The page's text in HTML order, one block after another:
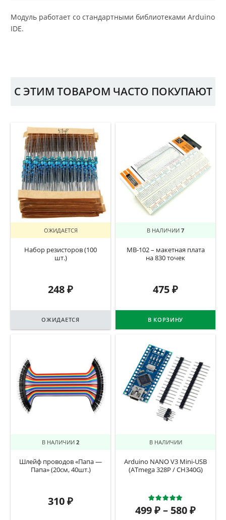
Модуль работает со стандартными библиотеками Arduino
IDE.
С ЭТИМ ТОВАРОМ ЧАСТО ПОКУПАЮТ
ОЖИДАЕТСЯ
Набор резисторов (100
шт.)
248₽
ОЖИДАЕТСЯ
В НАЛИЧИИ 7
MB-102 – макетная плата
на 830 точек
475₽
В КОРЗИНУ
В НАЛИЧИИ 2
Шлейф проводов «Папа —
Папа» (20см, 40шт.)
310₽
В НАЛИЧИИ
Arduino NANO V3 Mini-USB
(ATmega 328P / CH340G)
499₽– 580₽